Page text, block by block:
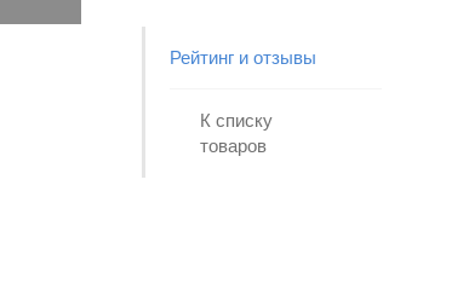
Рейтинг и отзывы
К списку
товаров